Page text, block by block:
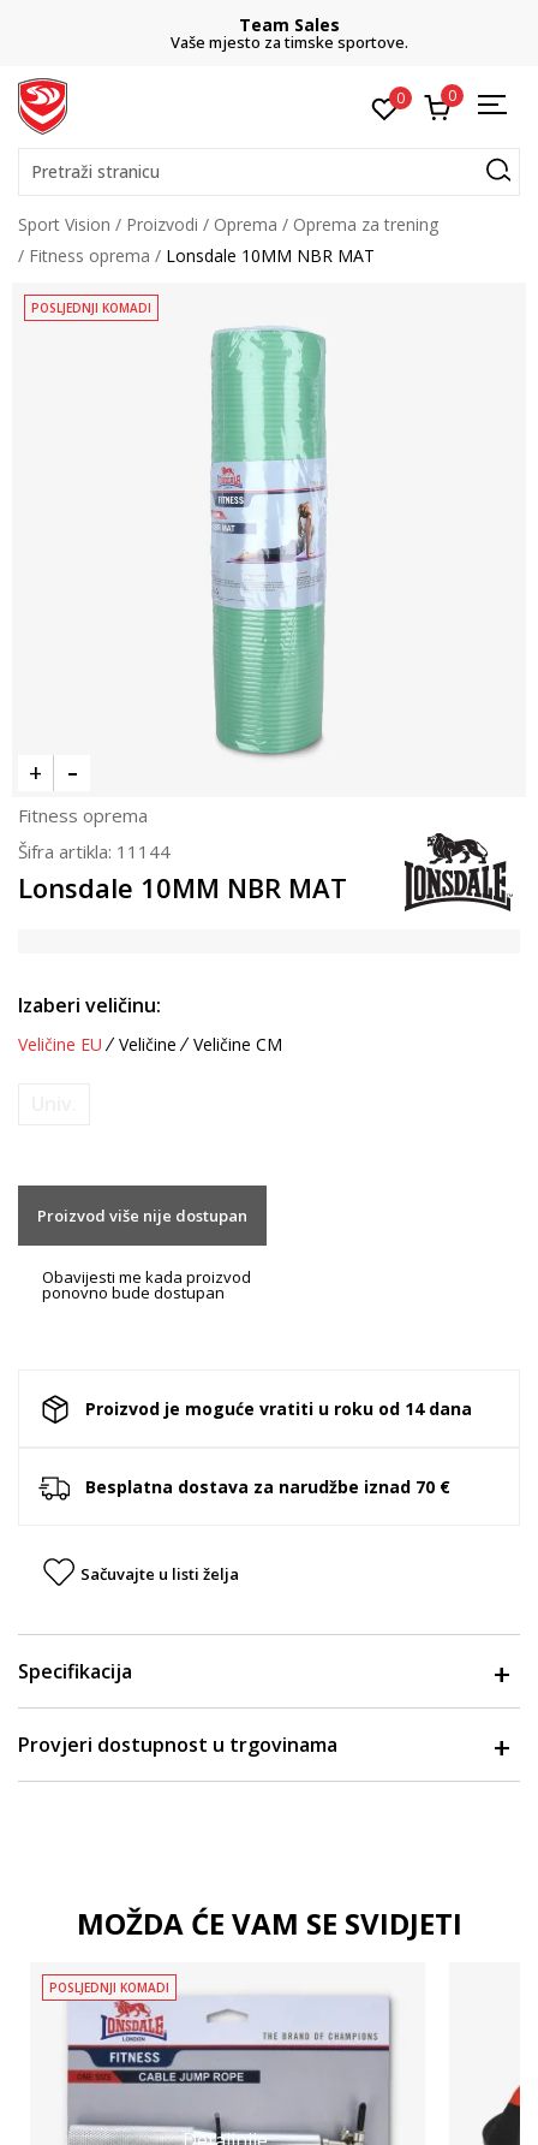
Team Sales
Vaše mjesto za timske sportove.
0 0
Pretraži stranicu
Sport Vision Proizvodi Oprema
Oprema za trening
Fitness oprema
Lonsdale 10MM NBR MAT
POSLJEDNJI KOMADI
Fitness oprema
Šifra artikla: 11144
Lonsdale 10MM NBR MAT
Izaberi veličinu:
Veličine EU Veličine Veličine CM
Proizvod više nije dostupan
Obavijesti me kada proizvod
ponovno bude dostupan
Proizvod je moguće vratiti u roku od 14 dana
Besplatna dostava za narudžbe iznad 70 €
Sačuvajte u listi želja
Specifikacija
Provjeri dostupnost u trgovinama
MOŽDA ĆE VAM SE SVIDJETI
Detaljnije
POSLJEDNJI KOMADI